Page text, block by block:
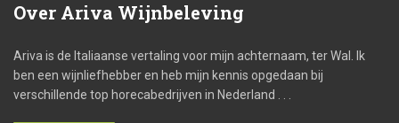
Over Ariva Wijnbeleving
Ariva is de Italiaanse vertaling voor mijn achternaam, ter Wal. Ik
ben een wijnliefhebber en heb mijn kennis opgedaan bij
verschillende top horecabedrijven in Nederland . . .